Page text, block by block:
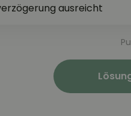
ausreicht